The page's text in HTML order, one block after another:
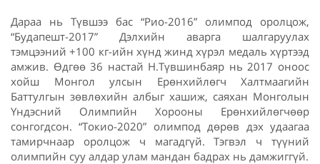
Дараа нь Түвшээ бас “Рио-2016” олимпод оролцож,
“Будапешт-2017” Дэлхийн аварга шалгаруулах
тэмцээний +100 кг-ийн хүнд жинд хүрэл медаль хүртээд
амжив. Өдгөө 36 настай Н.Түвшинбаяр нь 2017 оноос
хойш Монгол улсын Ерөнхийлөгч Халтмаагийн
Баттулгын зөвлөхийн албыг хашиж, саяхан Монголын
Үндэсний Олимпийн Хорооны Ерөнхийлөгчөөр
сонгогдсон. “Токио-2020” олимпод дөрөв дэх удаагаа
тамирчнаар оролцож ч магадгүй. Тэгвэл ч түүний
олимпийн суу алдар улам мандан бадрах нь дамжиггүй.